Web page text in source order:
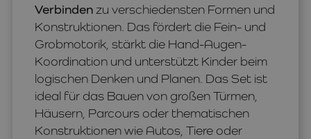
Verbinden zu verschiedensten Formen und
Konstruktionen. Das fördert die Fein- und
Grobmotorik, stärkt die Hand-Augen-
Koordination und unterstützt Kinder beim
logischen Denken und Planen. Das Set ist
ideal für das Bauen von großen Türmen,
Häusern, Parcours oder thematischen
Konstruktionen wie Autos, Tiere oder